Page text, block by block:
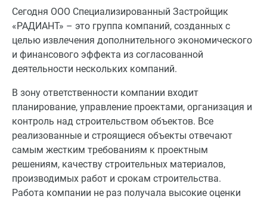
Сегодня ООО Специализированный Застройщик
«РАДИАНТ» – это группа компаний, созданных с
целью извлечения дополнительного экономического
и финансового эффекта из согласованной
деятельности нескольких компаний.
В зону ответственности компании входит
планирование, управление проектами, организация и
контроль над строительством объектов. Все
реализованные и строящиеся объекты отвечают
самым жестким требованиям к проектным
решениям, качеству строительных материалов,
производимых работ и срокам строительства.
Работа компании не раз получала высокие оценки